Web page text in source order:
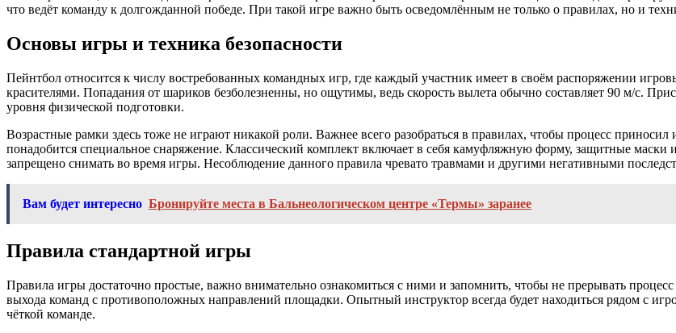
что ведёт команду к долгожданной победе. При такой игре важно быть осведомлённым не только о правилах, но и
Основы игры и техника безопасности
Пейнтбол относится к числу востребованных командных игр, где каждый участник имеет в своём распоряжении
красителями. Попадания от шариков безболезненны, но ощутимы, ведь скорость вылета обычно составляет 90 м/с.
уровня физической подготовки.
Возрастные рамки здесь тоже не играют никакой роли. Важнее всего разобраться в правилах, чтобы процесс
понадобится специальное снаряжение. Классический комплект включает в себя камуфляжную форму, защитные
запрещено снимать во время игры. Несоблюдение данного правила чревато травмами и другими негативными
Вам будет интересно Бронируйте места в Бальнеологическом центре «Термы» заранее
Правила стандартной игры
Правила игры достаточно простые, важно внимательно ознакомиться с ними и запомнить, чтобы не прерывать
выхода команд с противоположных направлений площадки. Опытный инструктор всегда будет находиться рядом с
чёткой команде.